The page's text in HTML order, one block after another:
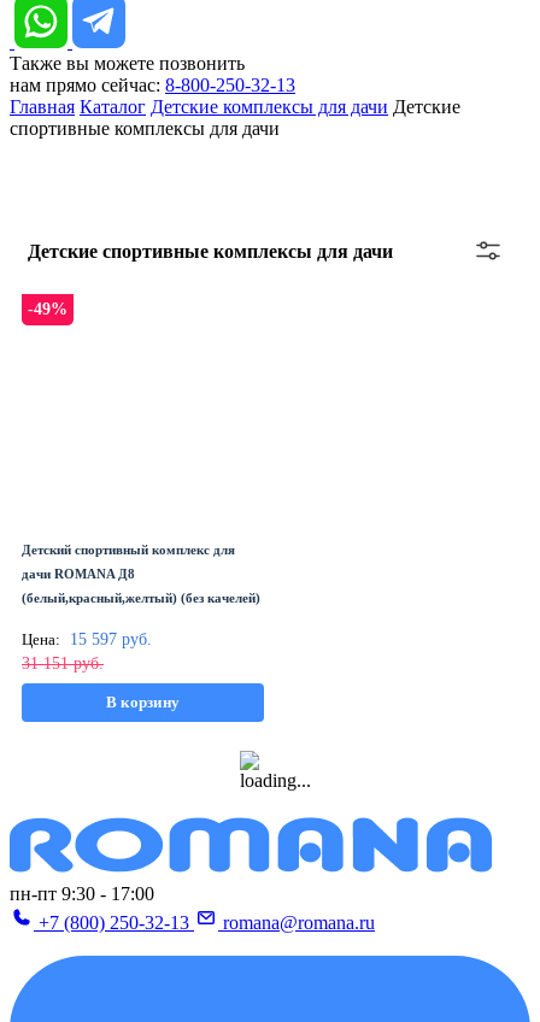
Также вы можете позвонить
нам прямо сейчас: 8-800-250-32-13
Главная Каталог Детские комплексы для дачи Детские
спортивные комплексы для дачи
Детские спортивные комплексы для дачи
-49%
Детский спортивный комплекс для
дачи ROMANA Д8
(белый,красный,желтый) (без качелей)
Цена: 15 597 руб.
31 151 руб.
В корзину
пн-пт 9:30 - 17:00
+7 (800) 250-32-13
romana@romana.ru